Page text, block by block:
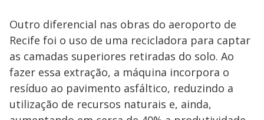
Outro diferencial nas obras do aeroporto de
Recife foi o uso de uma recicladora para captar
as camadas superiores retiradas do solo. Ao
fazer essa extração, a máquina incorpora o
resíduo ao pavimento asfáltico, reduzindo a
utilização de recursos naturais e, ainda,